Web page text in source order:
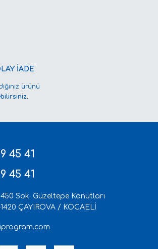
İADE
ürünü
45 41
45 41
Sok. Güzeltepe Konutları
ÇAYIROVA / KOCAELİ